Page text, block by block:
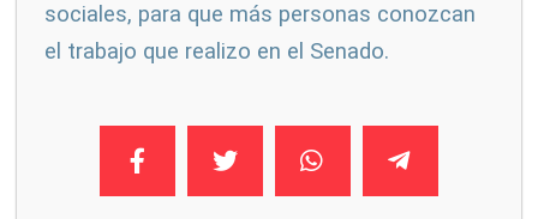
sociales, para que más personas conozcan
el trabajo que realizo en el Senado.